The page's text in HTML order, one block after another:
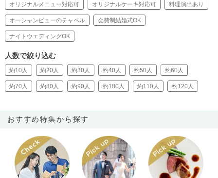
オリジナルメニュー対応可 オリジナルケーキ対応可 料理演出あり
オーシャンビューのチャペル 会費制結婚式OK
ナイトウエディングOK
人数で絞り込む
約10人 約20人 約30人 約40人 約50人 約60人
約70人 約80人 約90人 約100人 約110人 約120人
おすすめ特集から探す